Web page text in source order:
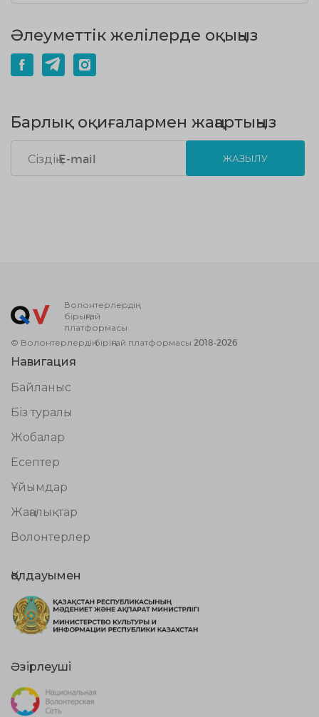
Әлеуметтік желілерде оқыңыз
Барлық оқиғалармен жаңартыңыз
ЖАЗЫЛУ
Волонтерлердің
бірыңғай
платформасы
© Волонтерлердің біріңғай платформасы 2018-2026
Навигация
Байланыс
Біз туралы
Жобалар
Есептер
Ұйымдар
Жаңалықтар
Волонтерлер
Қолдауымен
Әзірлеуші